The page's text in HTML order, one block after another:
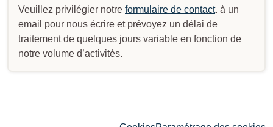
Veuillez privilégier notre formulaire de contact. à un
email pour nous écrire et prévoyez un délai de
traitement de quelques jours variable en fonction de
notre volume d’activités.